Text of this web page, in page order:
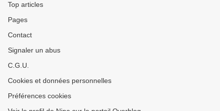
Top articles
Pages
Contact
Signaler un abus
C.G.U.
Cookies et données personnelles
Préférences cookies